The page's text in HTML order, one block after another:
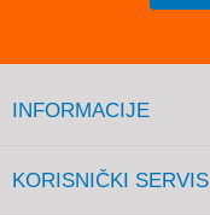
INFORMACIJE
KORISNIČKI SERVIS